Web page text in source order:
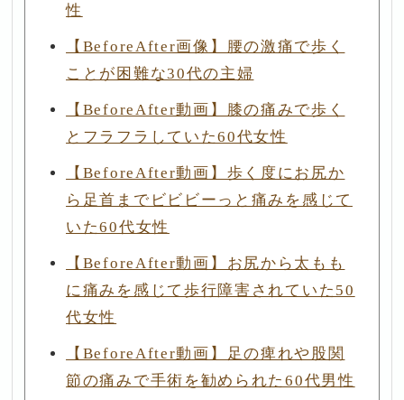
性
【BeforeAfter画像】腰の激痛で歩く
ことが困難な30代の主婦
【BeforeAfter動画】膝の痛みで歩く
とフラフラしていた60代女性
【BeforeAfter動画】歩く度にお尻か
ら足首までビビビーっと痛みを感じて
いた60代女性
【BeforeAfter動画】お尻から太もも
に痛みを感じて歩行障害されていた50
代女性
【BeforeAfter動画】足の痺れや股関
節の痛みで手術を勧められた60代男性